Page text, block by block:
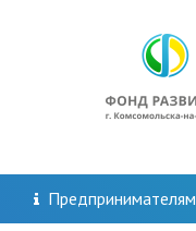
Предпринимателям